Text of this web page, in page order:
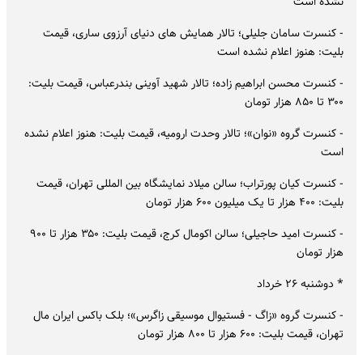
- کنسرت سامان جلیلی؛ تالار همایش های دنیای آرزوی ساری، قیمت
بلیت: هنوز اعلام نشده است
- کنسرت محسن ابراهیم زاده؛ تالار شهید آوینی بندرعباس، قیمت بلیت:
۳۰۰ تا ۸۵۰ هزار تومان
- کنسرت گروه «نوان»؛ تالار وحدت ارومیه، قیمت بلیت: هنوز اعلام نشده
است
- کنسرت کیان پورتراب؛ سالن میلاد نمایشگاه بین المللی تهران، قیمت
بلیت: ۴۰۰ هزار تا یک میلیون ۶۰۰ هزار تومان
- کنسرت امید حاجیلی؛ سالن اکومال کرج، قیمت بلیت: ۳۵۰ هزار تا ۹۰۰
هزار تومان
* دوشنبه ۲۶ خرداد
- کنسرت گروه «زاگ - فستیوال موسیقی زاگرس»؛ بلک باکس ایران مال
تهران، قیمت بلیت: ۶۰۰ هزار تا ۸۰۰ هزار تومان